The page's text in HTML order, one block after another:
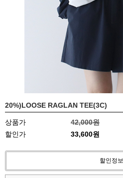
20%)LOOSE RAGLAN TEE(3C)
상품가
42,000원
할인가
33,600원
할인정보